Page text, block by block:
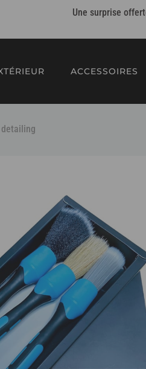
Une surprise
ACCESSOIRES